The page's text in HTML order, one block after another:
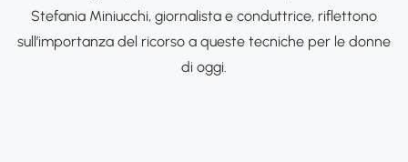
Stefania Miniucchi, giornalista e conduttrice, riflettono
sull’importanza del ricorso a queste tecniche per le donne
di oggi.